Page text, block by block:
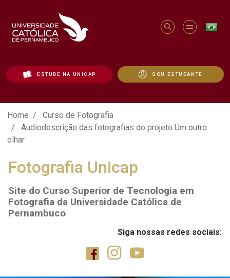
ESTUDE NA UNICAP SOU ESTUDANTE
Curso de Fotografia | Audiodescrição
Home
Curso de Fotografia
Audiodescrição das fotografias do projeto Um outro
olhar
Fotografia Unicap
Site do Curso Superior de Tecnologia em
Fotografia da Universidade Católica de
Pernambuco
Siga nossas redes sociais: